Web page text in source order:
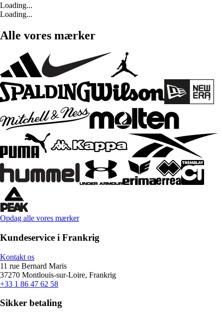
Loading...
Loading...
Alle vores mærker
Opdag alle vores mærker
Kundeservice i Frankrig
Kontakt os
11 rue Bernard Maris
37270 Montlouis-sur-Loire, Frankrig
+33 1 86 47 62 58
Sikker betaling